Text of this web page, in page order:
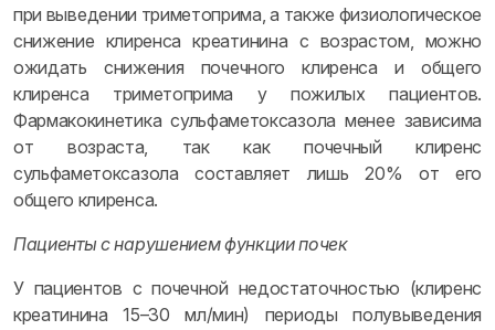
при выведении триметоприма, а также физиологическое
снижение клиренса креатинина с возрастом, можно
ожидать снижения почечного клиренса и общего
клиренса триметоприма у пожилых пациентов.
Фармакокинетика сульфаметоксазола менее зависима
от возраста, так как почечный клиренс
сульфаметоксазола составляет лишь 20% от его
общего клиренса.
Пациенты с нарушением функции почек
У пациентов с почечной недостаточностью (клиренс
креатинина 15–30 мл/мин) периоды полувыведения